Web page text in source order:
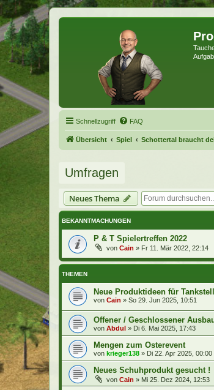
Schnellzugriff FAQ
Übersicht Spiel Schottertal braucht
Umfragen
Neues Thema
BEKANNTMACHUNGEN
P & T Spielertreffen 2022
von Cain » Fr 11. Mär 2022, 22:14
THEMEN
Neue Produktideen für
von Cain » So 29. Jun 2025, 10:51
Offener / Geschlossener
von Abdul » Di 6. Mai 2025, 17:43
Mengen zum Osterevent
von krieger138 » Di 22. Apr 2025, 00:00
Neues Schuhprodukt gesucht !
von Cain » Mi 25. Dez 2024, 12:53